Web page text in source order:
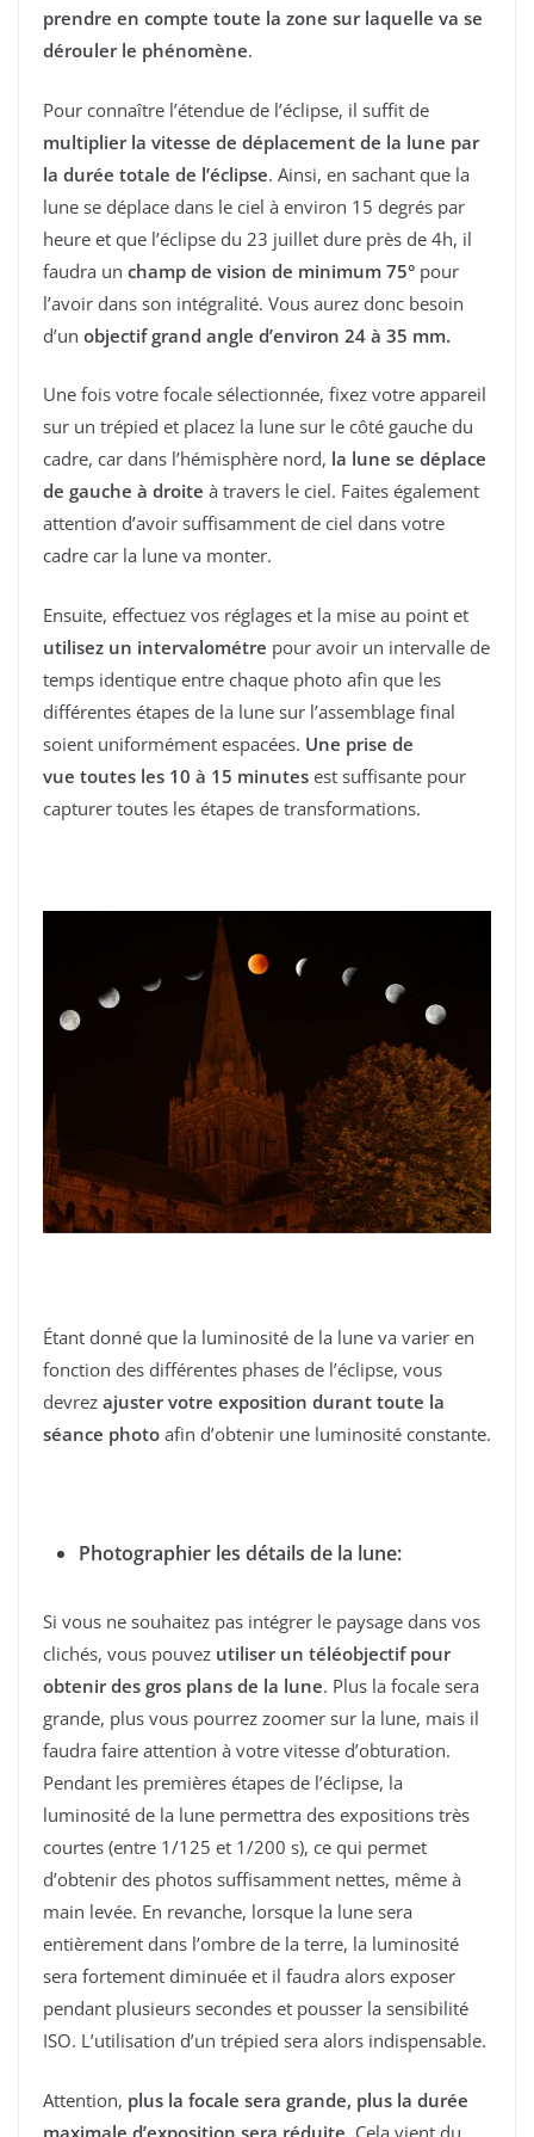
prendre en compte toute la zone sur laquelle va se
dérouler le phénomène.
Pour connaître l’étendue de l’éclipse, il suffit de
multiplier la vitesse de déplacement de la lune par
la durée totale de l’éclipse. Ainsi, en sachant que la
lune se déplace dans le ciel à environ 15 degrés par
heure et que l’éclipse du 23 juillet dure près de 4h, il
faudra un champ de vision de minimum 75° pour
l’avoir dans son intégralité. Vous aurez donc besoin
d’un objectif grand angle d’environ 24 à 35 mm.
Une fois votre focale sélectionnée, fixez votre appareil
sur un trépied et placez la lune sur le côté gauche du
cadre, car dans l’hémisphère nord, la lune se déplace
de gauche à droite à travers le ciel. Faites également
attention d’avoir suffisamment de ciel dans votre
cadre car la lune va monter.
Ensuite, effectuez vos réglages et la mise au point et
utilisez un intervalométre pour avoir un intervalle de
temps identique entre chaque photo afin que les
différentes étapes de la lune sur l’assemblage final
soient uniformément espacées. Une prise de
vue toutes les 10 à 15 minutes est suffisante pour
capturer toutes les étapes de transformations.
Étant donné que la luminosité de la lune va varier en
fonction des différentes phases de l’éclipse, vous
devrez ajuster votre exposition durant toute la
séance photo afin d’obtenir une luminosité constante.
Photographier les détails de la lune:
Si vous ne souhaitez pas intégrer le paysage dans vos
clichés, vous pouvez utiliser un téléobjectif pour
obtenir des gros plans de la lune. Plus la focale sera
grande, plus vous pourrez zoomer sur la lune, mais il
faudra faire attention à votre vitesse d’obturation.
Pendant les premières étapes de l’éclipse, la
luminosité de la lune permettra des expositions très
courtes (entre 1/125 et 1/200 s), ce qui permet
d’obtenir des photos suffisamment nettes, même à
main levée. En revanche, lorsque la lune sera
entièrement dans l’ombre de la terre, la luminosité
sera fortement diminuée et il faudra alors exposer
pendant plusieurs secondes et pousser la sensibilité
ISO. L’utilisation d’un trépied sera alors indispensable.
Attention, plus la focale sera grande, plus la durée
maximale d’exposition sera réduite . Cela vient du